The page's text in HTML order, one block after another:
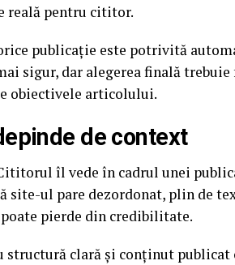
reală pentru cititor.
publicație este potrivită
sigur, dar alegerea finală
obiectivele articolului.
de context
îl vede în cadrul unei
site-ul pare dezordonat, plin de
pierde din credibilitate.
structură clară și conținut publicat